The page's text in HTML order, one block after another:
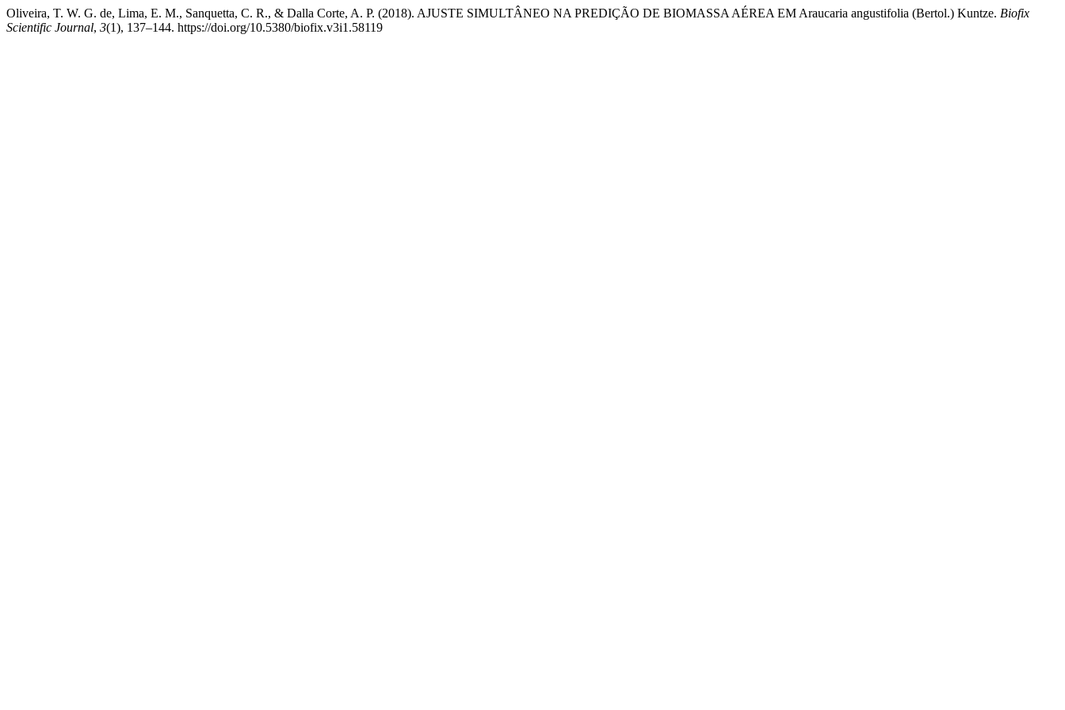
Oliveira, T. W. G. de, Lima, E. M., Sanquetta, C. R., & Dalla Corte, A. P. (2018). AJUSTE SIMULTÂNEO NA PREDIÇÃO DE BIOMASSA AÉREA EM Araucaria angustifolia (Bertol.) Kuntze. Biofix
Scientific Journal, 3(1), 137–144. https://doi.org/10.5380/biofix.v3i1.58119